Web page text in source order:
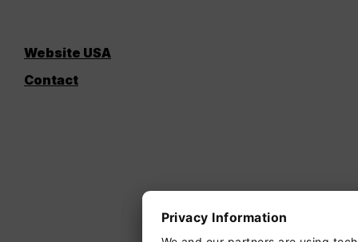
Website USA
Contact